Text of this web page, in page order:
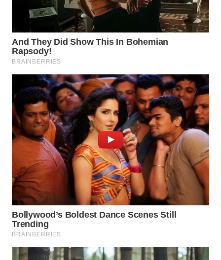
WN
PRIANGAN
TIMUR
WN
SOLO
WN
BOROBUDUR
WN
MADURA
WN
SURABAYA
NATUNA